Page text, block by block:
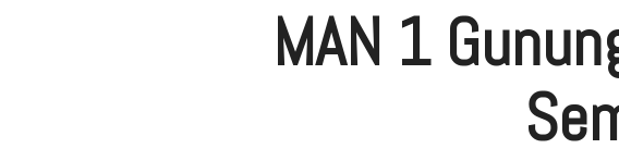
MAN 1